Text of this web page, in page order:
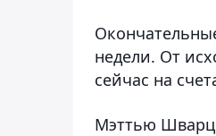
недели. От
сейчас на
Мэттью Шварц